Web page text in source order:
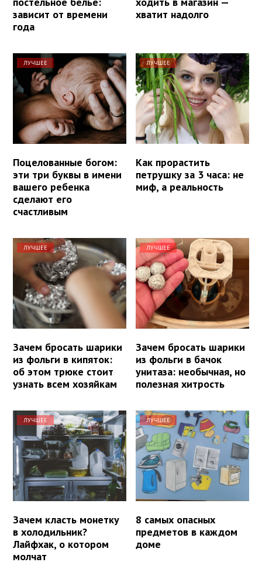
зависит от времени
года
хватит надолго
ЛУЧШЕЕ
Поцелованные богом:
эти три буквы в имени
вашего ребенка
сделают его
счастливым
ЛУЧШЕЕ
Как прорастить
петрушку за 3 часа: не
миф, а реальность
ЛУЧШЕЕ
Зачем бросать шарики
из фольги в кипяток:
об этом трюке стоит
узнать всем хозяйкам
ЛУЧШЕЕ
Зачем бросать шарики
из фольги в бачок
унитаза: необычная, но
полезная хитрость
ЛУЧШЕЕ
Зачем класть монетку
в холодильник?
Лайфхак, о котором
молчат
ЛУЧШЕЕ
8 самых опасных
предметов в каждом
доме